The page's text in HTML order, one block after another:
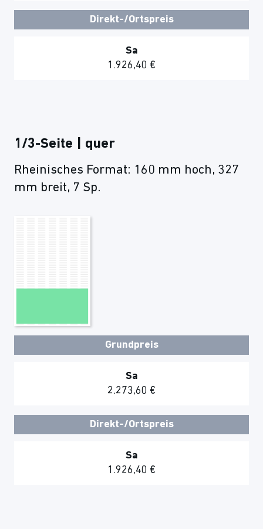
Direkt-/Ortspreis
Sa
1.926,40 €
1/3-Seite | quer
Rheinisches Format: 160 mm hoch, 327
mm breit, 7 Sp.
Grundpreis
Sa
2.273,60 €
Direkt-/Ortspreis
Sa
1.926,40 €